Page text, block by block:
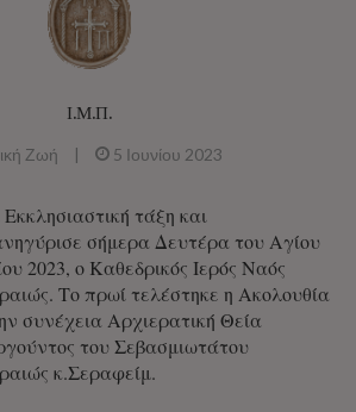
Ι.Μ.Π.
Ζωή | 5 Ιουνίου 2023
τάξη και
σήμερα Δευτέρα του Αγίου
2023, ο Καθεδρικός Ιερός Ναός
Το πρωί τελέστηκε η Ακολουθία
συνέχεια Αρχιερατική Θεία
του Σεβασμιωτάτου
κ.Σεραφείμ.